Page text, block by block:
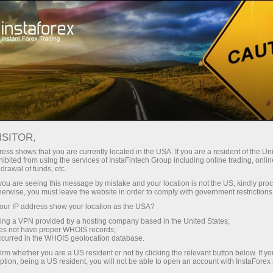
Avec InstaForex, vous accédez à
compétitives : effet de levier
jusqu’à 1:5000, parmi les meilleurs
spreads et commissions du
marché, ainsi que des conditions
avantageuses pour le trading
d’actions et d’indices.
Spreads
Bonus de 30 %
sur chaque dépôt
Vitesse
dans le trading et sur l’autoroute
shows that you are currently located in the USA. If you are a resident of the
from using the services of InstaFintech Group including online trading,
of funds, etc.
are seeing this message by mistake and your location is not the US, kindly
you must leave the website in order to comply with government
IP address show your location as the USA?
a VPN provided by a hosting company based in the United States;
not have proper WHOIS records;
in the WHOIS geolocation database.
whether you are a US resident or not by clicking the relevant button below. If
being a US resident, you will not be able to open an account with InstaForex